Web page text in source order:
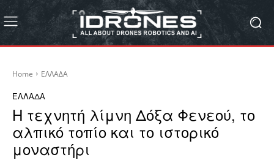
Home ΕΛΛΑΔΑ
ΕΛΛΑΔΑ
Η τεχνητή λίμνη Δόξα Φενεού, το
αλπικό τοπίο και το ιστορικό
μοναστήρι